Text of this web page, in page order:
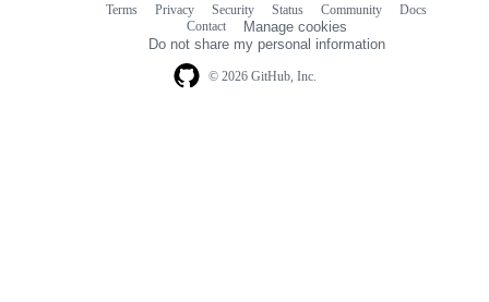
© 2026 GitHub, Inc.
Terms Privacy Security Status Community
Docs
Contact
Manage cookies
Do not share my personal information